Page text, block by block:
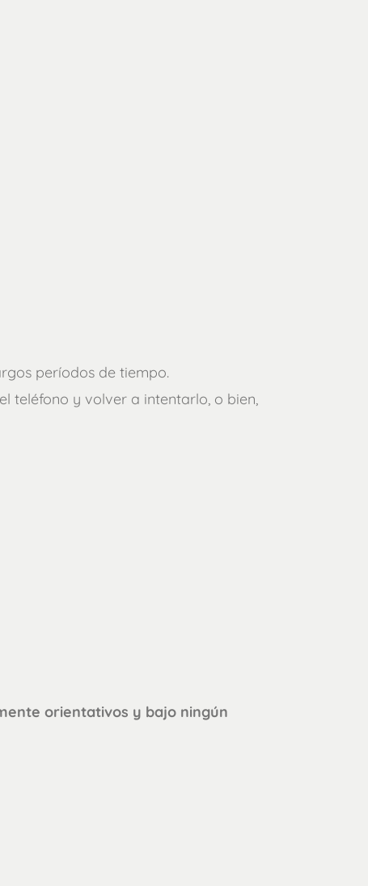
períodos de tiempo.
teléfono y volver a intentarlo, o bien,
orientativos y bajo ningún